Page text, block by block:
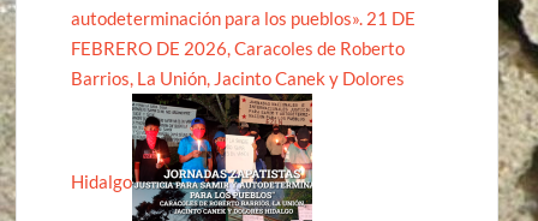
autodeterminación para los pueblos». 21 DE
FEBRERO DE 2026, Caracoles de Roberto
Barrios, La Unión, Jacinto Canek y Dolores
Hidalgo